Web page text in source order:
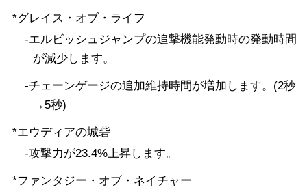
*グレイス・オブ・ライフ
-エルビッシュジャンプの追撃機能発動時の発動時間
が減少します。
-チェーンゲージの追加維持時間が増加します。(2秒
→5秒)
*エウディアの城砦
-攻撃力が23.4%上昇します。
*ファンタジー・オブ・ネイチャー